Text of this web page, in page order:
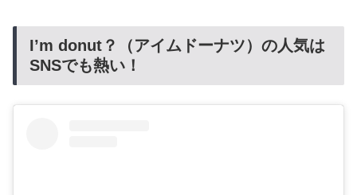
I’m donut？（アイムドーナツ）の人気は
SNSでも熱い！